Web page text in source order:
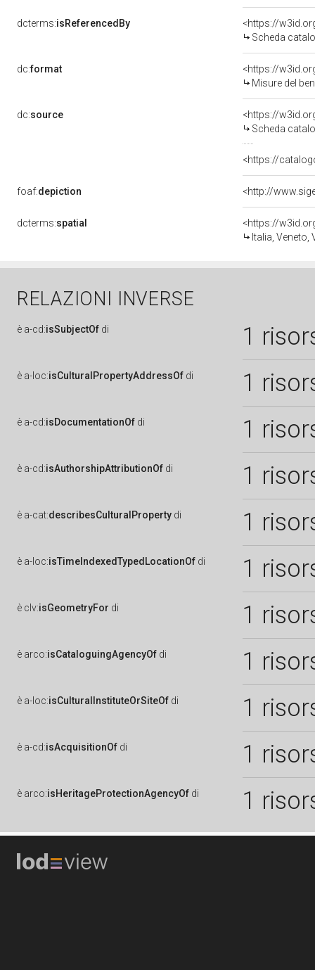
dcterms:isReferencedBy
<https://
Scheda
dc:format
<https://
Misure del
dc:source
<https://
Scheda
<https://
foaf:depiction
dcterms:spatial
<https://
Italia, Veneto,
RELAZIONI INVERSE
è a-cd:isSubjectOf di 1
è a-loc:isCulturalPropertyAddressOf di 1
è a-cd:isDocumentationOf di 1
è a-cd:isAuthorshipAttributionOf di 1
è a-cat:describesCulturalProperty di 1
è a-loc:isTimeIndexedTypedLocationOf di 1
è clv:isGeometryFor di 1
è arco:isCataloguingAgencyOf di 1
è a-loc:isCulturalInstituteOrSiteOf di 1
è a-cd:isAcquisitionOf di 1
è arco:isHeritageProtectionAgencyOf di 1